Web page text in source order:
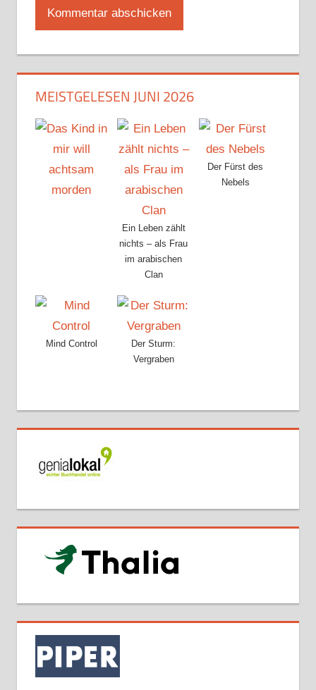
MEISTGELESEN JUNI 2026
Ein Leben zählt
nichts – als Frau
im arabischen
Clan
Der Fürst des
Nebels
Mind Control
Der Sturm:
Vergraben